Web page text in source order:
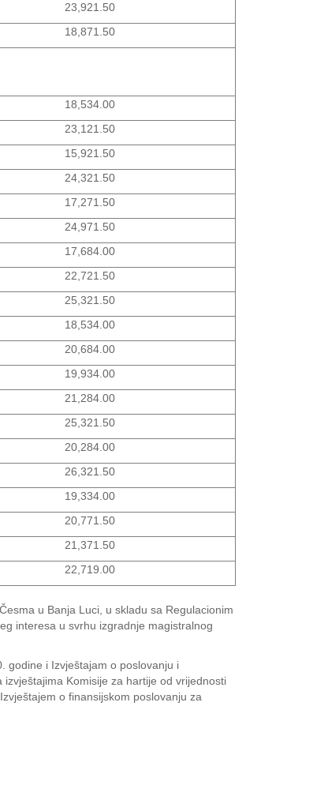
23,921.50
18,871.50
18,534.00
23,121.50
15,921.50
24,321.50
17,271.50
24,971.50
17,684.00
22,721.50
25,321.50
18,534.00
20,684.00
19,934.00
21,284.00
25,321.50
20,284.00
26,321.50
19,334.00
20,771.50
21,371.50
22,719.00
u Banja Luci, u skladu sa Regulacionim
interesa u svrhu izgradnje magistralnog
godine i Izvještajam o poslovanju i
Komisije za hartije od vrijednosti
o finansijskom poslovanju za